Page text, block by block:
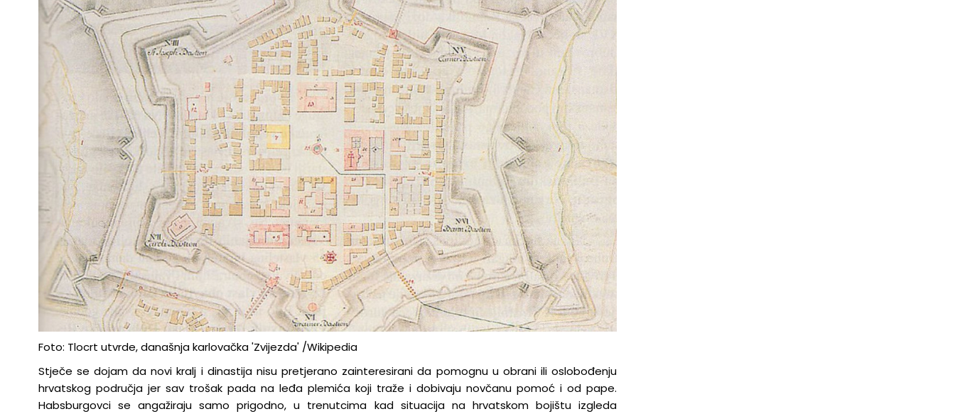
Foto: Tlocrt utvrde, današnja karlovačka 'Zvijezda' /Wikipedia
Stječe se dojam da novi kralj i dinastija nisu pretjerano zainteresirani da pomognu u obrani ili oslobođenju
hrvatskog područja jer sav trošak pada na leđa plemića koji traže i dobivaju novčanu pomoć i od pape.
Habsburgovci se angažiraju samo prigodno, u trenutcima kad situacija na hrvatskom bojištu izgleda